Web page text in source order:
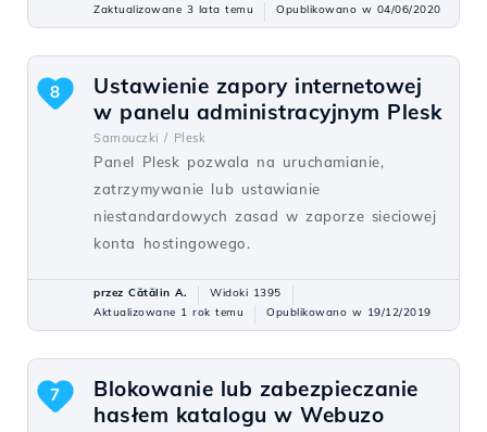
Zaktualizowane 3 lata temu
Opublikowano w 04/06/2020
Ustawienie zapory internetowej
w panelu administracyjnym Plesk
Samouczki / Plesk
Panel Plesk pozwala na uruchamianie,
zatrzymywanie lub ustawianie
niestandardowych zasad w zaporze sieciowej
konta hostingowego.
8
przez Cătălin A.
Widoki 1395
Aktualizowane 1 rok temu
Opublikowano w 19/12/2019
Blokowanie lub zabezpieczanie
hasłem katalogu w Webuzo
7